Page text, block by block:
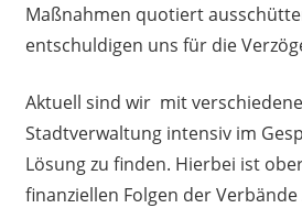
Maßnahmen quotiert
entschuldigen uns für die
Aktuell sind wir mit
Stadtverwaltung intensiv im
Lösung zu finden. Hierbei ist
finanziellen Folgen der